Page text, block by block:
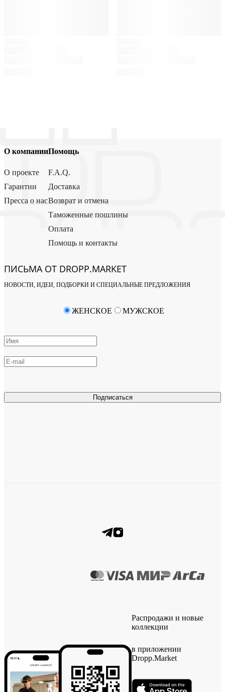
О компании
О проекте
Гарантии
Пресса о нас
Помощь
F.A.Q.
Доставка
Возврат и отмена
Таможенные пошлины
Оплата
Помощь и контакты
ПИСЬМА ОТ DROPP.MARKET
НОВОСТИ, ИДЕИ, ПОДБОРКИ И СПЕЦИАЛЬНЫЕ ПРЕДЛОЖЕНИЯ
Подписаться
ЖЕНСКОЕ МУЖСКОЕ
Распродажи и новые
коллекции
в приложении
Dropp.Market